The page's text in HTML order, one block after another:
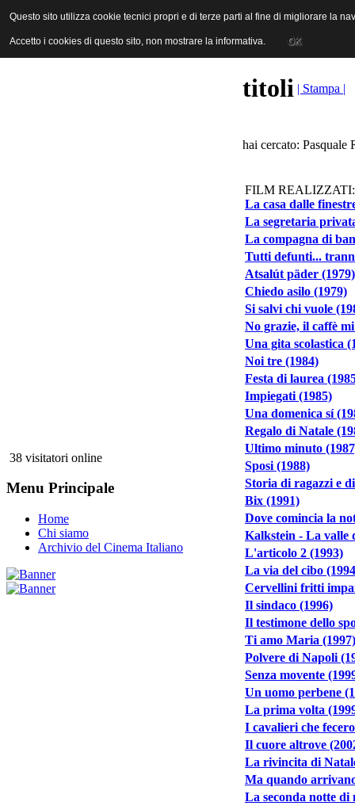
ANICA | Associazione Nazionale Industrie Cinematografiche
38 visitatori online
Menu Principale
Home
Chi siamo
Archivio del Cinema Italiano
titoli | Stampa |
hai cercato: Pasquale
FILM REALIZZATI:
La casa dalle
La segretaria
La compagna di
Tutti defunti...
Atsalút päder (1979)
Chiedo asilo (1979)
Si salvi chi vuole
No grazie, il caffè
Una gita scolastica
Noi tre (1984)
Festa di laurea
Impiegati (1985)
Una domenica sí
Regalo di Natale
Ultimo minuto
Sposi (1988)
Storia di ragazzi e
Bix (1991)
Dove comincia la
Kalkstein - La valle
L'articolo 2 (1993)
La via del cibo
Cervellini fritti
Il sindaco (1996)
Il testimone dello
Ti amo Maria (1997)
Polvere di Napoli
Senza movente
Un uomo perbene
La prima volta
I cavalieri che
Il cuore altrove
La rivincita di
Ma quando
La seconda notte di
Questo sito utilizza cookie tecnici propri e di terze parti al fine di migliorare la
Accetto i cookies di questo sito, non mostrare la informativa. OK
Questo sito utilizza cookie tecnici propri e di terze parti al fine di migliorare la
Accetto i cookies di questo sito, non mostrare la informativa. OK